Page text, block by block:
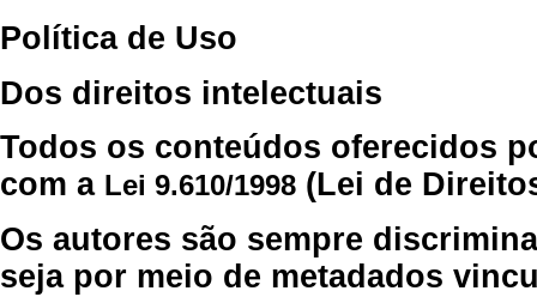
Política de Uso
Dos direitos intelectuais
Todos os conteúdos oferecidos
com a Lei 9.610/1998 (Lei de
Os autores são sempre
seja por meio de metadados